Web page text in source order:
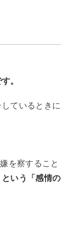
。
ているときに
を察すること
という「感情の